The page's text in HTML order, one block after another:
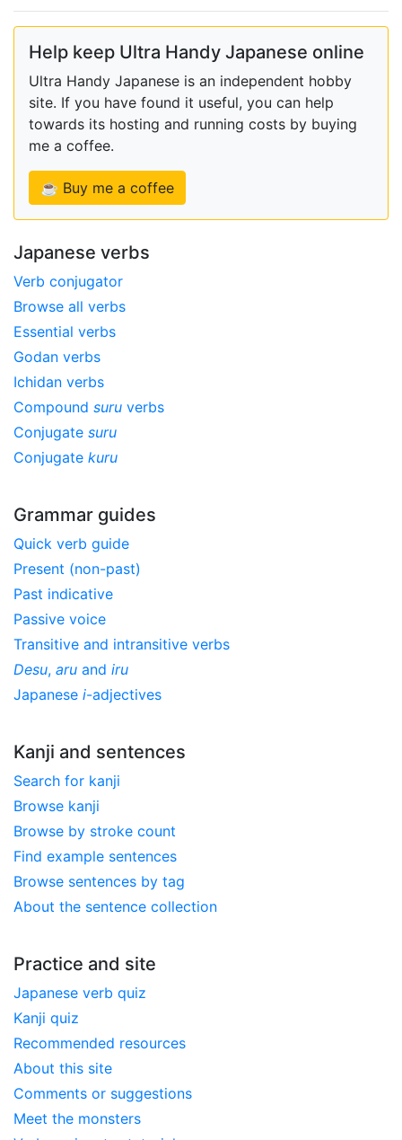
Help keep Ultra Handy Japanese online
Ultra Handy Japanese is an independent hobby
site. If you have found it useful, you can help
towards its hosting and running costs by buying
me a coffee.
☕ Buy me a coffee
Japanese verbs
Verb conjugator
Browse all verbs
Essential verbs
Godan verbs
Ichidan verbs
Compound suru verbs
Conjugate suru
Conjugate kuru
Grammar guides
Quick verb guide
Present (non-past)
Past indicative
Passive voice
Transitive and intransitive verbs
Desu, aru and iru
Japanese i-adjectives
Kanji and sentences
Search for kanji
Browse kanji
Browse by stroke count
Find example sentences
Browse sentences by tag
About the sentence collection
Practice and site
Japanese verb quiz
Kanji quiz
Recommended resources
About this site
Comments or suggestions
Meet the monsters